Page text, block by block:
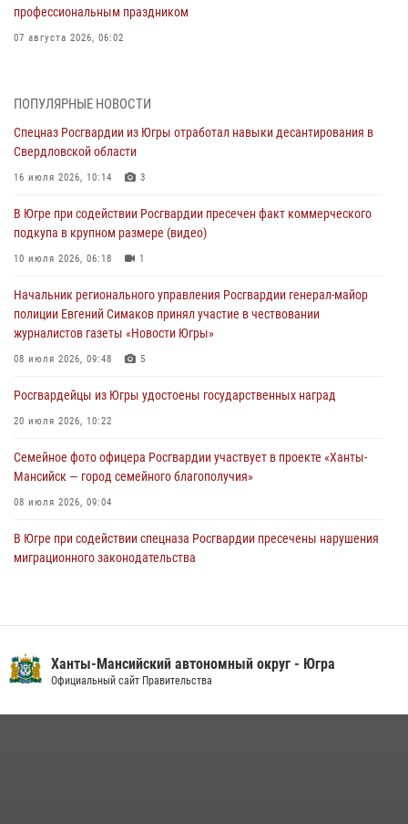
профессиональным праздником
07 августа 2026, 06:02
Военнослужащие Росгвардии сбили дрон-разведчик ВСУ на южном
направлении
Офицеры Росгвардии и ветераны войск правопорядка почтили
память генерала армии Ивана Кирилловича Яковлева
В Югре при силовой поддержке ОМОН Росгвардии задержаны
подозреваемые в страховом мошенничестве
06 августа 2026, 09:07
Урайский отдел вневедомственной охраны Росгвардии отмечает
60-летний юбилей
ПОПУЛЯРНЫЕ НОВОСТИ
Спецназ Росгвардии из Югры отработал навыки десантирования в
Свердловской области
16 июля 2026, 10:14 3
В Югре при содействии Росгвардии пресечен факт коммерческого
подкупа в крупном размере (видео)
10 июля 2026, 06:18 1
Начальник регионального управления Росгвардии генерал-майор
полиции Евгений Симаков принял участие в чествовании
журналистов газеты «Новости Югры»
08 июля 2026, 09:48 5
Росгвардейцы из Югры удостоены государственных наград
20 июля 2026, 10:22
Семейное фото офицера Росгвардии участвует в проекте «Ханты-
Мансийск — город семейного благополучия»
08 июля 2026, 09:04
В Югре при содействии спецназа Росгвардии пресечены нарушения
миграционного законодательства
16 июля 2026, 04:54 4
Ханты-Мансийский автономный округ - Югра
Официальный сайт Правительства